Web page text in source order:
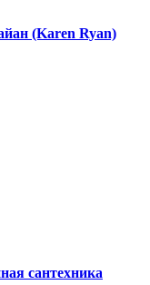
(Karen Ryan)
сантехника